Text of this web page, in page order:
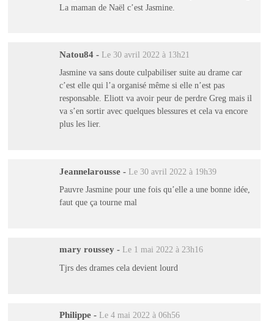
La maman de Naël c’est Jasmine.
Natou84 - Le 30 avril 2022 à 13h21
Jasmine va sans doute culpabiliser suite au drame car
c’est elle qui l’a organisé même si elle n’est pas
responsable. Eliott va avoir peur de perdre Greg mais il
va s’en sortir avec quelques blessures et cela va encore
plus les lier.
Jeannelarousse - Le 30 avril 2022 à 19h39
Pauvre Jasmine pour une fois qu’elle a une bonne idée,
faut que ça tourne mal
mary roussey - Le 1 mai 2022 à 23h16
Tjrs des drames cela devient lourd
Philippe - Le 4 mai 2022 à 06h56